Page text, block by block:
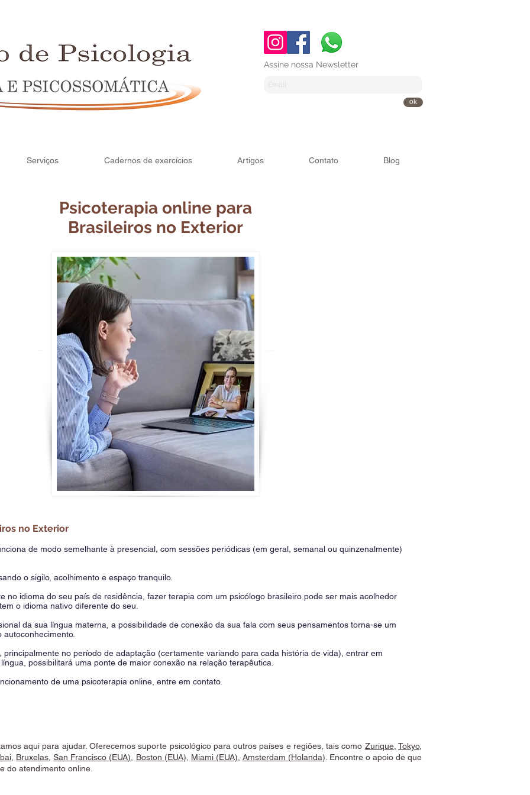
Assine nossa Newsletter
ok
Serviços Cadernos de exercícios Artigos Contato Blog
Psicoterapia online para
Brasileiros no Exterior
no Exterior
de modo semelhante à presencial, com sessões periódicas (em geral, semanal ou quinzenalmente)
o sigilo, acolhimento e espaço tranquilo.
no idioma do seu país de residência, fazer terapia com um psicólogo brasileiro pode ser mais acolhedor
o idioma nativo diferente do seu.
da sua língua materna, a possibilidade de conexão da sua fala com seus pensamentos torna-se um
principalmente no período de adaptação (certamente variando para cada história de vida), entrar em
possibilitará uma ponte de maior conexão na relação terapêutica.
de uma psicoterapia online, entre em contato.
aqui para ajudar. Oferecemos suporte psicológico para outros países e regiões, tais como Zurique,Tokyo,
Bruxelas ,San Francisco (EUA) Boston (EUA) Miami (EUA) Amsterdam (Holanda) . Encontre o apoio de que
do atendimento online.